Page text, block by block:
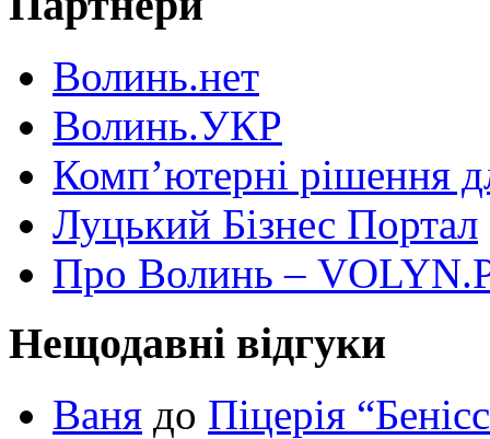
Волинь.нет
Волинь.УКР
Комп’ютерні рішення
Луцький Бізнес Портал
Про Волинь –
Нещодавні відгуки
Ваня до Піцерія